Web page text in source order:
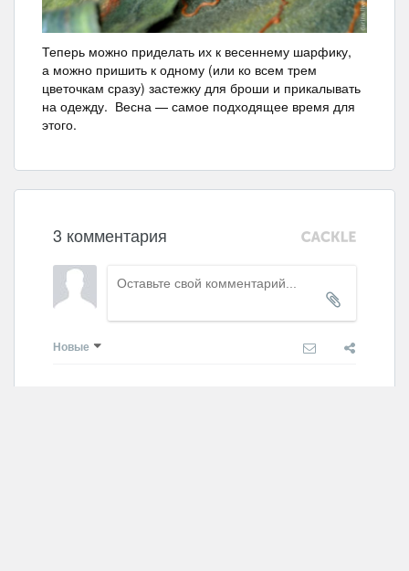
Теперь можно приделать их к весеннему шарфику,
а можно пришить к одному (или ко всем трем
цветочкам сразу) застежку для броши и прикалывать
на одежду. Весна — самое подходящее время для
этого.
3 комментария
Новые